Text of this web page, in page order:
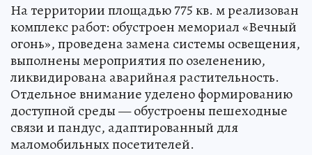
На территории площадью 775 кв. м реализован
комплекс работ: обустроен мемориал «Вечный
огонь», проведена замена системы освещения,
выполнены мероприятия по озеленению,
ликвидирована аварийная растительность.
Отдельное внимание уделено формированию
доступной среды — обустроены пешеходные
связи и пандус, адаптированный для
маломобильных посетителей.